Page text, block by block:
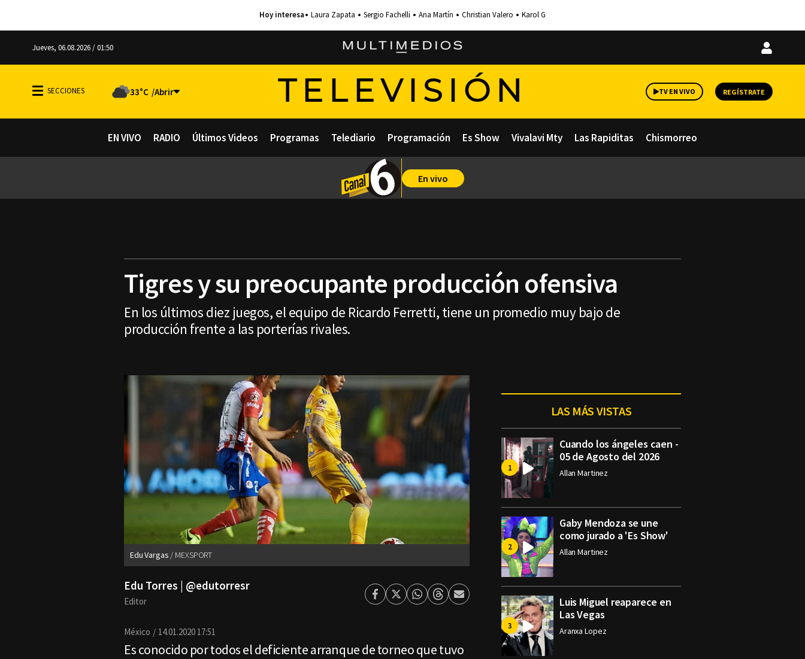
Laura Zapata Sergio Fachelli Ana Martín Christian Valero Karol G
Jueves, 06.08.2026 / 01:50
Iniciar
33°C TELEVISIÓN TV EN VIVO REGÍSTRATE
EN VIVO RADIO Últimos Videos Programas Telediario Programación Es Show Vivalavi Mty Las Rapiditas Chismorreo
En vivo
Tigres y su preocupante producción ofensiva
En los últimos diez juegos, el equipo de Ricardo Ferretti, tiene un promedio muy bajo de
producción frente a las porterías rivales.
Edu Vargas MEXSPORT
Edu Torres | @edutorresr
Editor Facebook
TwitterWhatsapp
ThreadsEnviar
México 14.01.2020 17:51
Es conocido por todos el deficiente arranque de torneo que tuvo
LAS MÁS VISTAS
Cuando los ángeles caen -
05 de Agosto del 2026
Allan Martinez
Gaby Mendoza se une
como jurado a 'Es Show'
Allan Martinez
Luis Miguel reaparece en
Las Vegas
Aranxa Lopez